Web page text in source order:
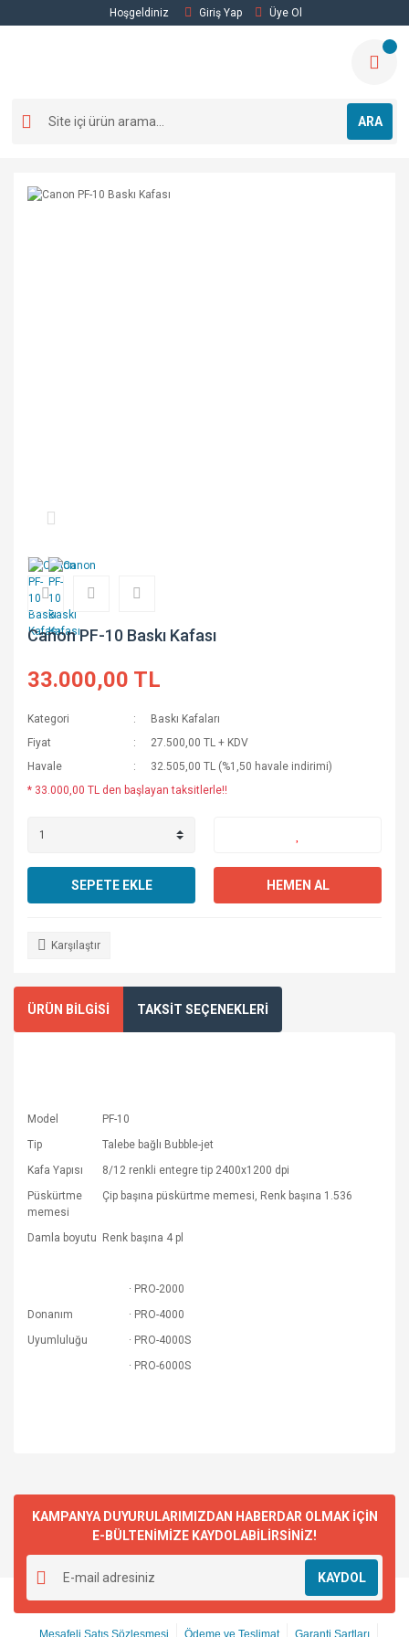
Hoşgeldiniz Giriş Yap Üye Ol
ARA
Canon PF-10 Baskı Kafası
33.000,00 TL
Kategori
Baskı Kafaları
Fiyat
27.500,00 TL + KDV
Havale
32.505,00 TL (%1,50 havale indirimi)
* 33.000,00 TL den başlayan taksitlerle!!
SEPETE EKLE HEMEN AL
Karşılaştır
ÜRÜN BİLGİSİ TAKSİT SEÇENEKLERİ
Model
PF-10
Tip
Talebe bağlı Bubble-jet
Kafa Yapısı
8/12 renkli entegre tip 2400x1200 dpi
Püskürtme
memesi
Çip başına püskürtme memesi, Renk başına 1.536
Damla boyutu Renk başına 4 pl
Donanım
Uyumluluğu
· PRO-2000
· PRO-4000
· PRO-4000S
· PRO-6000S
KAMPANYA DUYURULARIMIZDAN HABERDAR OLMAK İÇİN
E-BÜLTENİMİZE KAYDOLABİLİRSİNİZ!
KAYDOL
Mesafeli Satış Sözleşmesi Ödeme ve Teslimat Garanti Şartları